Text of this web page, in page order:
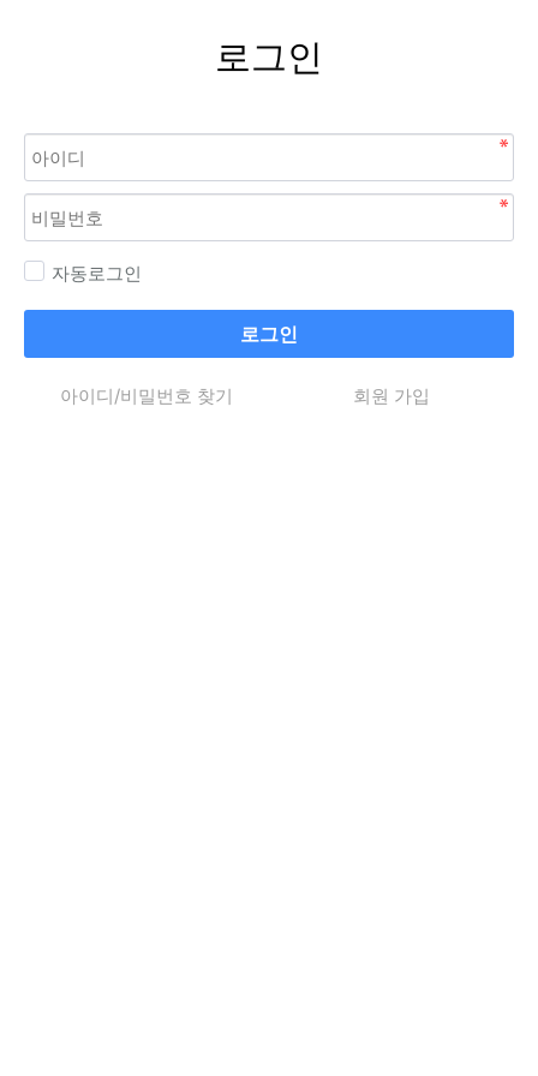
로그인
자동로그인
로그인
아이디/비밀번호 찾기 회원 가입